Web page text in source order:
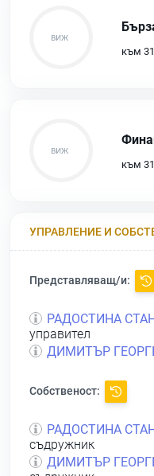
към
към
УПРАВЛЕНИЕ И
Представляващ/и:
РАДОСТИНА
управител
ДИМИТЪР
Собственост:
РАДОСТИНА
съдружник
ДИМИТЪР